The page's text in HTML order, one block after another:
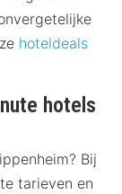
hoteldeals
hotels
Bij
tarieven en